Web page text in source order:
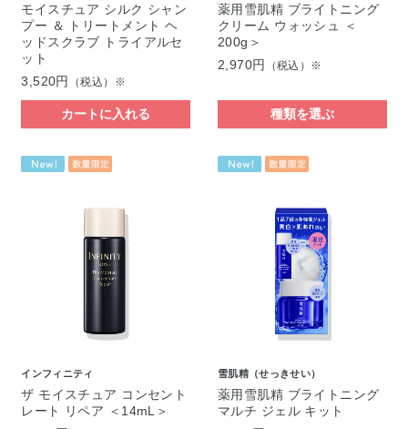
モイスチュア シルク シャン
プー ＆ トリートメント ヘ
ッドスクラブ トライアルセ
ット
3,520円
（税込）※
カートに入れる
薬用雪肌精 ブライトニング
クリーム ウォッシュ ＜
200g＞
2,970円
（税込）※
種類を選ぶ
インフィニティ
ザ モイスチュア コンセント
レート リペア ＜14mL＞
雪肌精（せっきせい）
薬用雪肌精 ブライトニング
マルチ ジェル キット